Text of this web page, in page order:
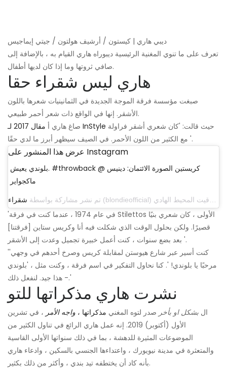
ديبي هاري | كيستون / أرشيف هولتون / جيتي إيماجيس
تعرف على ما تنوي المغنية الرئيسية ديبوراه هاري القيام به ، بالإضافة إلى
صافي ثروتها وما إذا كان لديها أطفال.
هاري ليس شقراء حقا
صبغت مؤسسة فرقة الموجة الجديدة في الثمانينيات شعرها باللون
الأشقر. إنها في الواقع ذات شعر أحمر طبيعي.
صاغ هاري أ مقال 2017 لـ InStyle
مع الكثير من اللون الأحمر. في الصيف سيظهر أبرز ما لدي حقًا '.
عرض هذا المنشور على Instagram
بلوندي يعيش. #throwback @ كريستين الصورة الائتمان: دينيس
ماكجواير
تم نشر مشاركة بواسطة شقراء
'في عام 1974 ، عندما كنت في فرقة Stilettos الأولى ، كان شعري بنيًا
قصيرًا. ولكن بحلول الوقت الذي شكلت فيه أنا وكريس ستاين [فرقتنا]
بعد بضع سنوات ، كنت أعمل خبيرة تجميل وعدت إلى الأشقر '.
'كنت أسير عبر شارع هيوستن لمقابلة كريس وصرخ أحدهم في وجهي'
مرحبًا يا بلوندي! '. كنا نحاول التفكير في اسم فرقة ، وكنت مثل ، 'بلوندي
- هذا جيد. لنفعل ذلك.'
نشرت هاري مذكراتها للتو
ال بشكل او بأخر صدر لتوه المغني مذكراتها ، واجه الأمر ، في تشرين
الأول (أكتوبر) 2019. إنه عمل هاري الرائع في تناول الكثير من
الموضوعات المثيرة للدهشة ، بما في ذلك سنواتها الأولى القاسية
والمتعثرة في مدينة نيويورك ، واعتداءها الجنسي بالسكين ، وادعاء هاري
بأنه كاد أن يختطفه تيد بندي ، وأكثر من ذلك بكثير.